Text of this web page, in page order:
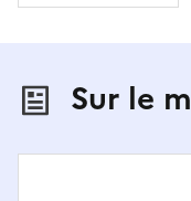
Sur le